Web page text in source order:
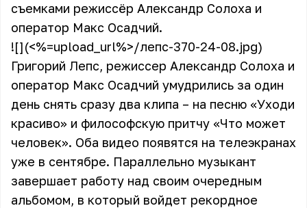
съемками режиссёр Александр Солоха и
оператор Макс Осадчий.
![](<%=upload_url%>/лепс-370-24-08.jpg)
Григорий Лепс, режиссер Александр Солоха и
оператор Макс Осадчий умудрились за один
день снять сразу два клипа – на песню «Уходи
красиво» и философскую притчу «Что может
человек». Оба видео появятся на телеэкранах
уже в сентябре. Параллельно музыкант
завершает работу над своим очередным
альбомом, в который войдет рекордное